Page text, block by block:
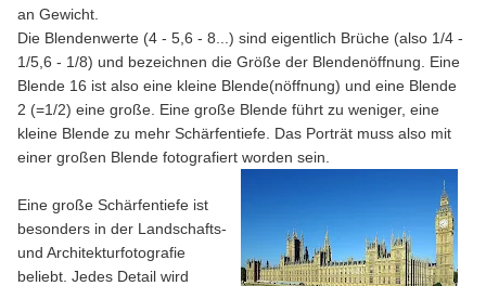
an Gewicht.
Die Blendenwerte (4 - 5,6 - 8...) sind eigentlich Brüche (also 1/4 -
1/5,6 - 1/8) und bezeichnen die Größe der Blendenöffnung. Eine
Blende 16 ist also eine kleine Blende(nöffnung) und eine Blende
2 (=1/2) eine große. Eine große Blende führt zu weniger, eine
kleine Blende zu mehr Schärfentiefe. Das Porträt muss also mit
einer großen Blende fotografiert worden sein.
Eine große Schärfentiefe ist
besonders in der Landschafts-
und Architekturfotografie
beliebt. Jedes Detail wird